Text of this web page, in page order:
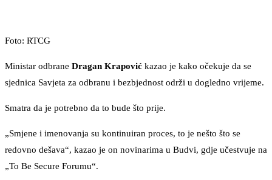
Foto: RTCG
Ministar odbrane Dragan Krapović kazao je kako očekuje da se
sjednica Savjeta za odbranu i bezbjednost održi u dogledno vrijeme.
Smatra da je potrebno da to bude što prije.
„Smjene i imenovanja su kontinuiran proces, to je nešto što se
redovno dešava“, kazao je on novinarima u Budvi, gdje učestvuje na
„To Be Secure Forumu“.